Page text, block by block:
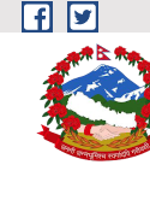
Skip to main content